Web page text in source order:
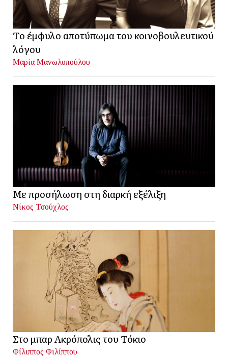
Το έμφυλο αποτύπωμα του κοινοβουλευτικού
λόγου
Μαρία Μανωλοπούλου
Με προσήλωση στη διαρκή εξέλιξη
Νίκος Τσούχλος
Στο μπαρ Ακρόπολις του Τόκιο
Φίλιππος Φιλίππου